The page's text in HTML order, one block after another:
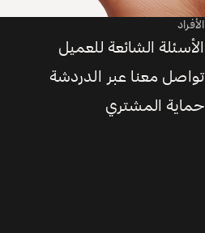
الأفراد
الأسئلة الشائعة للعميل
تواصل معنا عبر الدردشة
حماية المشتري